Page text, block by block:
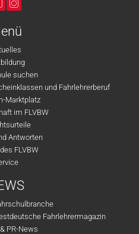
suchen
und Fahrlehrerberuf
Marktplatz
im FLVBW
Antworten
FLVBW
Fahrlehrermagazin
PR-News